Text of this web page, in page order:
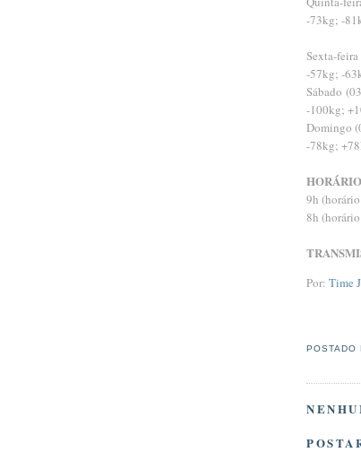
-73kg; -
Sexta-
-57kg; -
Sábado
-100kg;
Domingo
-78kg;
9h
8h
Por: Time